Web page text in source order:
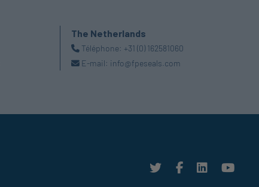
The Netherlands
Téléphone: +31 (0) 162581060
E-mail: info@fpeseals.com